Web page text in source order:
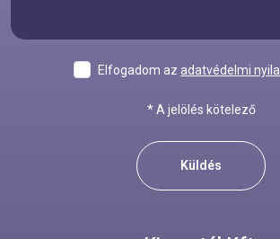
Elfogadom az adatvédelmi
* A jelölés kötelező
Küldés